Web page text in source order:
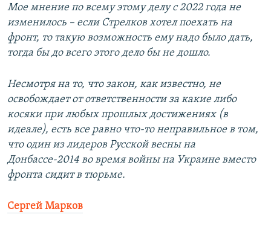
Мое мнение по всему этому делу с 2022 года не
изменилось – если Стрелков хотел поехать на
фронт, то такую возможность ему надо было дать,
тогда бы до всего этого дело бы не дошло.
Несмотря на то, что закон, как известно, не
освобождает от ответственности за какие либо
косяки при любых прошлых достижениях (в
идеале), есть все равно что-то неправильное в том,
что один из лидеров Русской весны на
Донбассе-2014 во время войны на Украине вместо
фронта сидит в тюрьме.
Сергей Марков